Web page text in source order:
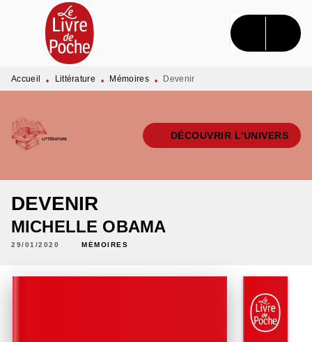
MENU RECHERCHE CONTENU
PIED DE PAGE
Accueil • Littérature • Mémoires • Devenir
DÉCOUVRIR L'UNIVERS
DEVENIR
MICHELLE OBAMA
29/01/2020 MÉMOIRES